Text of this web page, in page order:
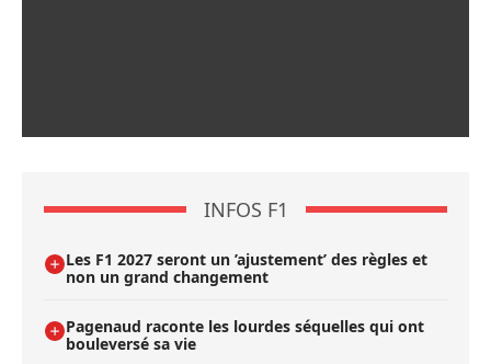
INFOS F1
Les F1 2027 seront un ’ajustement’ des règles et
non un grand changement
Pagenaud raconte les lourdes séquelles qui ont
bouleversé sa vie